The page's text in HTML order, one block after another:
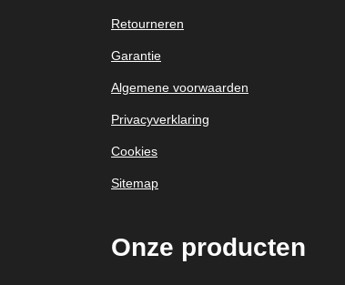
Retourneren
Garantie
Algemene voorwaarden
Privacyverklaring
Cookies
Sitemap
Onze producten